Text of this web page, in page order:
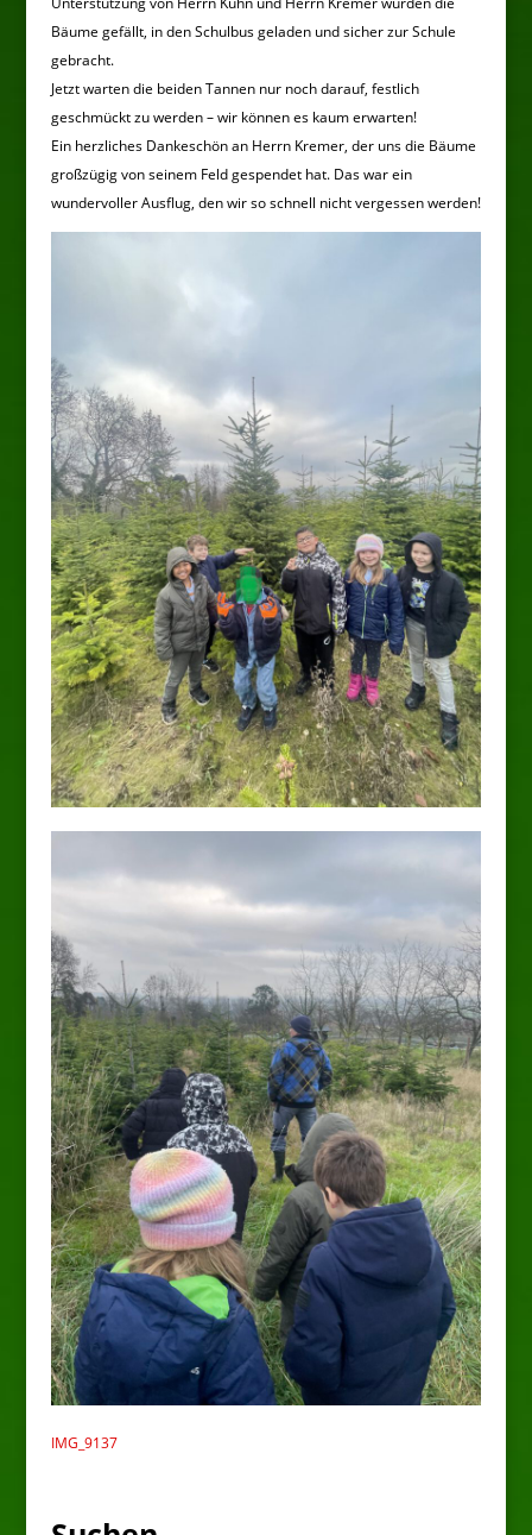
Bäume gefällt, in den Schulbus geladen und sicher zur Schule
gebracht.
Jetzt warten die beiden Tannen nur noch darauf, festlich
geschmückt zu werden – wir können es kaum erwarten!
Ein herzliches Dankeschön an Herrn Kremer, der uns die Bäume
großzügig von seinem Feld gespendet hat. Das war ein
wundervoller Ausflug, den wir so schnell nicht vergessen werden!
IMG_9137